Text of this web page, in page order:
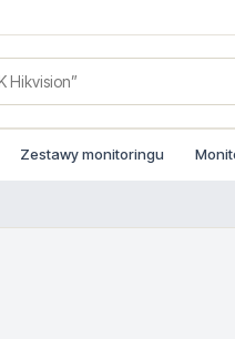
Zestawy monitoringu